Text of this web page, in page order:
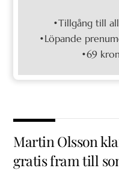
•Tillgång till
•Löpande
•69
Martin Olsson
gratis fram till